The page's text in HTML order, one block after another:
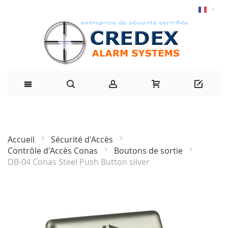
Accueil
Sécurité d'Accès
Contrôle d'Accès Conas
Boutons de sortie
DB-04 Conas Steel Push Button silver